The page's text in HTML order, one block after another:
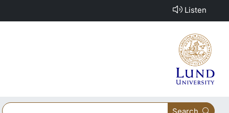
Listen